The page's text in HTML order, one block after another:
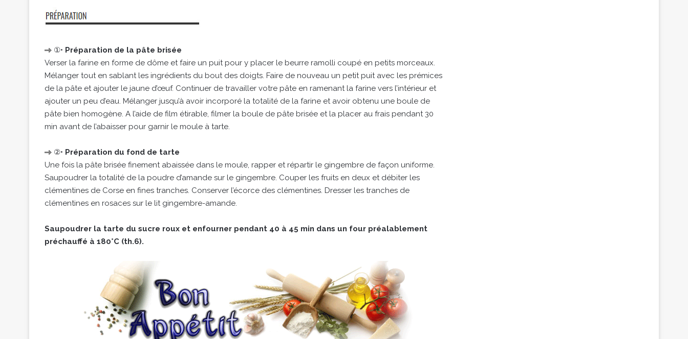
①• Préparation de la pâte brisée
Verser la farine en forme de dôme et faire un puit pour y placer le beurre ramolli coupé en petits morceaux.
Mélanger tout en sablant les ingrédients du bout des doigts. Faire de nouveau un petit puit avec les prémices
de la pâte et ajouter le jaune d’œuf. Continuer de travailler votre pâte en ramenant la farine vers l’intérieur et
ajouter un peu d’eau. Mélanger jusqu’à avoir incorporé la totalité de la farine et avoir obtenu une boule de
pâte bien homogène. A l’aide de film étirable, filmer la boule de pâte brisée et la placer au frais pendant 30
min avant de l’abaisser pour garnir le moule à tarte.
②• Préparation du fond de tarte
Une fois la pâte brisée finement abaissée dans le moule, rapper et répartir le gingembre de façon uniforme.
Saupoudrer la totalité de la poudre d’amande sur le gingembre. Couper les fruits en deux et débiter les
clémentines de Corse en fines tranches. Conserver l’écorce des clémentines. Dresser les tranches de
clémentines en rosaces sur le lit gingembre-amande.
Saupoudrer la tarte du sucre roux et enfourner pendant 40 à 45 min dans un four préalablement
préchauffé à 180°C (th.6).